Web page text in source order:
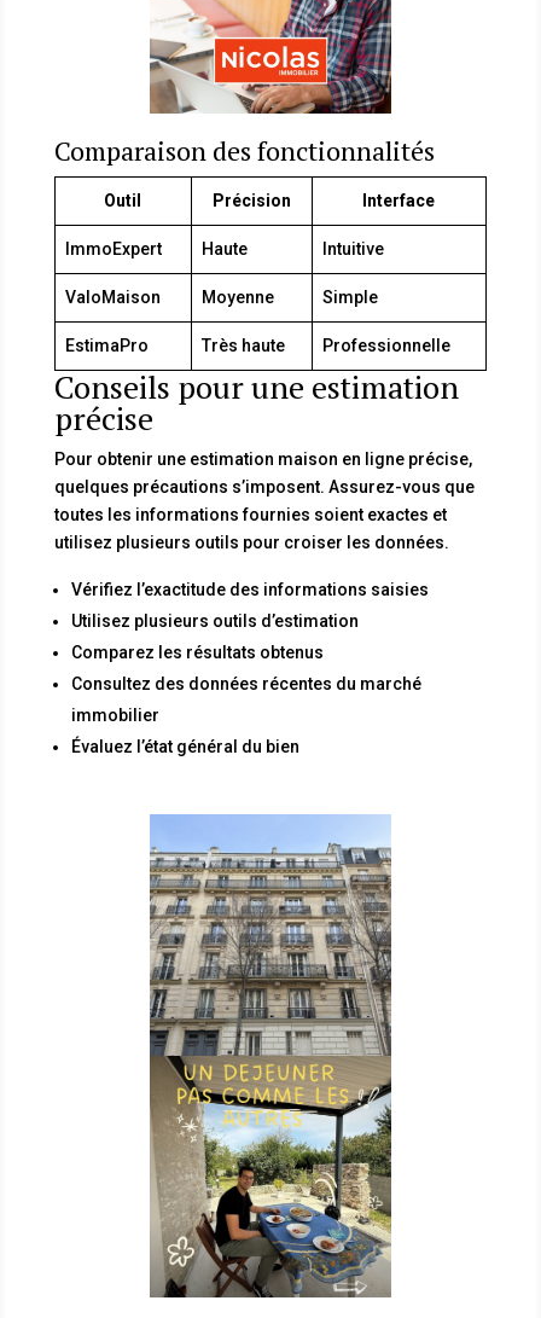
Comparaison des fonctionnalités
Outil Précision Interface
ImmoExpert Haute Intuitive
ValoMaison Moyenne Simple
EstimaPro Très haute Professionnelle
Conseils pour une estimation
précise
Pour obtenir une estimation maison en ligne précise,
quelques précautions s’imposent. Assurez-vous que
toutes les informations fournies soient exactes et
utilisez plusieurs outils pour croiser les données.
Vérifiez l’exactitude des informations saisies
Utilisez plusieurs outils d’estimation
Comparez les résultats obtenus
Consultez des données récentes du marché
immobilier
Évaluez l’état général du bien